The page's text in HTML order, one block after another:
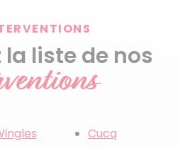
la liste de nos
Cucq